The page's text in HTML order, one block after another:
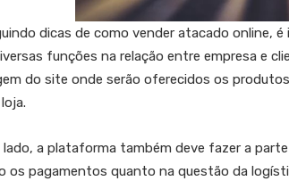
dicas de como vender atacado online,
funções na relação entre empresa e
do site onde serão oferecidos os
a plataforma também deve fazer a
os pagamentos quanto na questão da